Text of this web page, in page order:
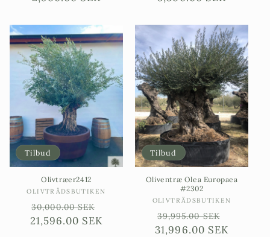
Tilbud
Olivtræer2412
Sælgere:
OLIVTRÄDSBUTIKEN
Ordinarie
pris
30,000.00 SEK
Försäljningspris
21,596.00 SEK
Tilbud
Oliventræ Olea Europaea
#2302
Sælgere:
OLIVTRÄDSBUTIKEN
Ordinarie
pris
39,995.00 SEK
31,996.00 SEK